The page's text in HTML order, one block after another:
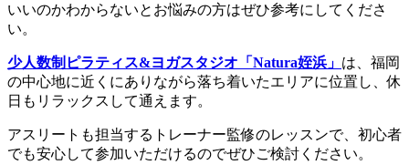
いいのかわからないとお悩みの方はぜひ参考にしてくださ
い。
少人数制ピラティス&ヨガスタジオ「Natura姪浜」 は、福岡
の中心地に近くにありながら落ち着いたエリアに位置し、休
日もリラックスして通えます。
アスリートも担当するトレーナー監修のレッスンで、初心者
でも安心して参加いただけるのでぜひご検討ください。